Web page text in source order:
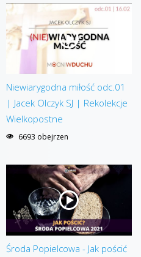
Niewiarygodna miłość odc.01
| Jacek Olczyk SJ | Rekolekcje
Wielkopostne
6693 obejrzen
Środa Popielcowa - Jak pościć